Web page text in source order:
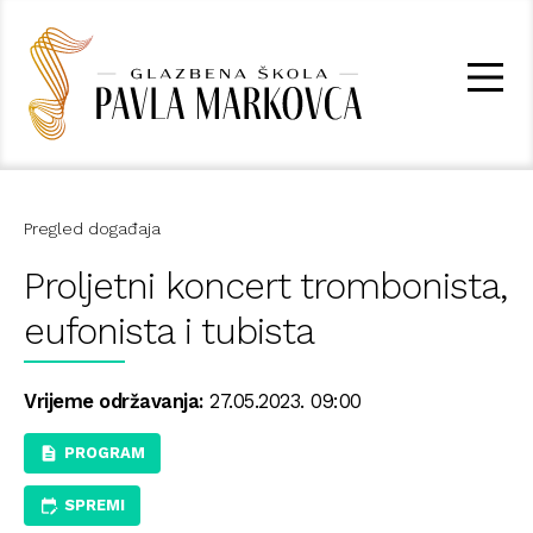
Pregled događaja
Proljetni koncert trombonista,
eufonista i tubista
Vrijeme održavanja:27.05.2023. 09:00
PROGRAM
SPREMI